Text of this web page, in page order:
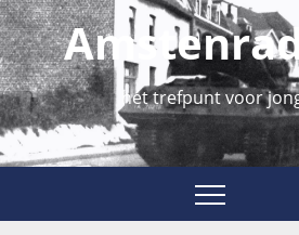
hét trefpunt voor